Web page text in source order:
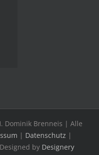
Dominik Brenneis | Alle
| Datenschutz |
by Designery